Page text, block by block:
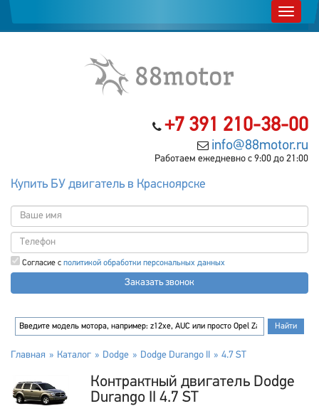
+7 391 210-38-00
info@88motor.ru
Работаем ежедневно с 9:00 до 21:00
Купить БУ двигатель в Красноярске
Согласие с политикой обработки персональных данных
Заказать звонок
Главная Каталог Dodge Dodge Durango II 4.7 ST
Контрактный двигатель Dodge
Durango II 4.7 ST